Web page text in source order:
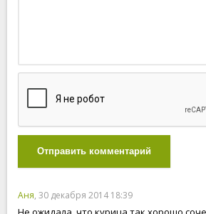
Отправить комментарий
Аня, 30 декабря 2014 18:39